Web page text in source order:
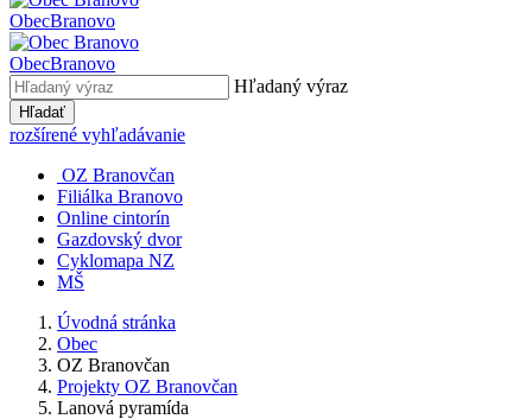
ObecBranovo
ObecBranovo
Hľadaný výraz
Hľadať
rozšírené vyhľadávanie
OZ Branovčan
Filiálka Branovo
Online cintorín
Gazdovský dvor
Cyklomapa NZ
MŠ
Úvodná stránka
Obec
OZ Branovčan
Projekty OZ Branovčan
Lanová pyramída